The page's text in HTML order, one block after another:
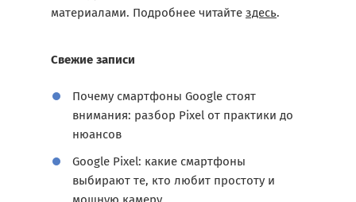
материалами. Подробнее читайте здесь.
Свежие записи
Почему смартфоны Google стоят
внимания: разбор Pixel от практики до
нюансов
Google Pixel: какие смартфоны
выбирают те, кто любит простоту и